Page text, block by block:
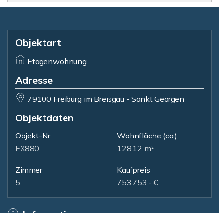
Objektart
Etagenwohnung
Adresse
79100 Freiburg im Breisgau - Sankt Georgen
Objektdaten
Objekt-Nr.
EX880
Wohnfläche (ca.)
128,12 m²
Zimmer
5
Kaufpreis
753.753,- €